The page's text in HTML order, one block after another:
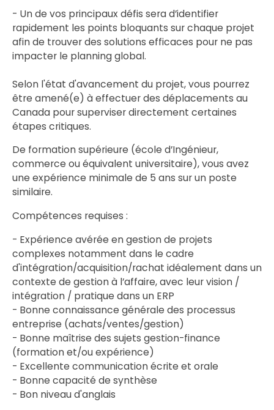
- Un de vos principaux défis sera d’identifier
rapidement les points bloquants sur chaque projet
afin de trouver des solutions efficaces pour ne pas
impacter le planning global.
Selon l'état d'avancement du projet, vous pourrez
être amené(e) à effectuer des déplacements au
Canada pour superviser directement certaines
étapes critiques.
De formation supérieure (école d’Ingénieur,
commerce ou équivalent universitaire), vous avez
une expérience minimale de 5 ans sur un poste
similaire.
Compétences requises :
- Expérience avérée en gestion de projets
complexes notamment dans le cadre
d'intégration/acquisition/rachat idéalement dans un
contexte de gestion à l’affaire, avec leur vision /
intégration / pratique dans un ERP
- Bonne connaissance générale des processus
entreprise (achats/ventes/gestion)
- Bonne maîtrise des sujets gestion-finance
(formation et/ou expérience)
- Excellente communication écrite et orale
- Bonne capacité de synthèse
- Bon niveau d'anglais